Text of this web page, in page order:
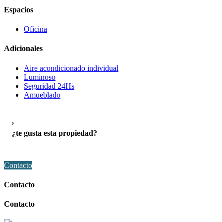
Espacios
Oficina
Adicionales
Aire acondicionado individual
Luminoso
Seguridad 24Hs
Amueblado
,
¿te gusta esta propiedad?
Contacto
Contacto
Contacto